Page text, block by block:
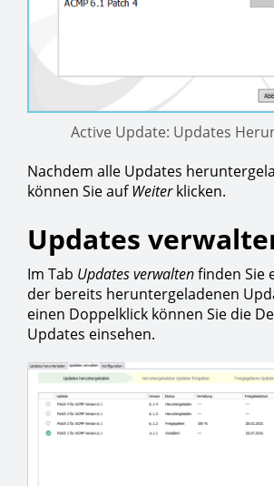
Active Update: Updates
Nachdem alle Updates
können Sie aufWeiterklicken.
Updates
Im Tab Updates verwaltenfinden Sie
der bereits heruntergeladenen
einen Doppelklick können Sie die
Updates einsehen.